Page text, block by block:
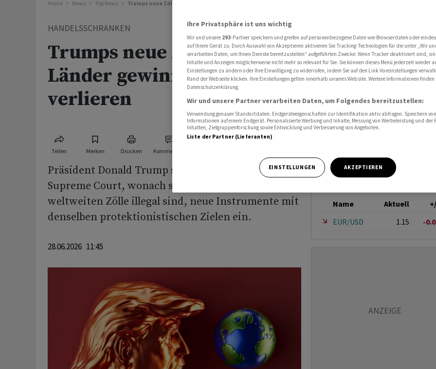
Home News Top News Trumps neue Zölle: Welche Länder gewinnen und verlieren
HANDELSSCHRANKEN
Trumps neue Zölle: Welche
Länder gewinnen und
verlieren
Teilen Merken Drucken Kommentare
Präsident Donald Trump setzt nach dem Urteil des
Supreme Court, wonach seine umfassenden
weltweiten Zölle illegal sind, neue Instrumente mit
denselben protektionistischen Zielen ein.
28.06.2026 11:45
Name Aktuell
EUR/USD
1.15 -
Ihre Privatsphäre ist uns wichtig
Wir und unsere 293-Partner speichern und greifen auf personenbezogene Daten wie Browserdaten oder
auf Ihrem Gerät zu. Durch Auswahl von Akzeptieren aktivieren Sie Tracking-Technologien für die unter „Wir
verarbeiten Daten, um Ihnen Dienste bereitzustellen“ aufgeführten Zwecke. Wenn Tracker deaktiviert sind,
Inhalte und Anzeigen möglicherweise nicht mehr so relevant für Sie. Sie können dieses Menü jederzeit wieder
Einstellungen zu ändern oder Ihre Einwilligung zu widerrufen, indem Sie auf den Link Voreinstellungen
Rand der Webseite klicken. Ihre Einstellungen gelten innerhalb unseres Website. Weitere Informationen finden
Datenschutzerklärung.
Wir und unsere Partner verarbeiten Daten, um Folgendes bereitzustellen:
Verwendung genauer Standortdaten. Endgeräteeigenschaften zur Identifikation aktiv abfragen. Speichern
Informationen auf einem Endgerät. Personalisierte Werbung und Inhalte, Messung von Werbeleistung und der
Inhalten, Zielgruppenforschung sowie Entwicklung und Verbesserung von Angeboten.
Liste der Partner (Lieferanten)
EINSTELLUNGEN AKZEPTIEREN